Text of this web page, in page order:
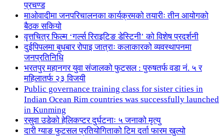
प्रचण्ड
माओवादीमा जनपरिचालनका कार्यक्रमको तयारीः तीन आयोगको
बैठक सकियो
वृत्तचित्र फिल्म ‘गर्ल्स रिराइटिङ डेस्टिनी’ को विशेष प्रदर्शनी
दुईपिपलमा बुधबार रोपाइ जात्राः कलाकारको व्यवस्थापनमा
जनप्रतिनिधि
भरतपुर महानगर युवा संजालको फुटसल : पुरुषतर्फ वडा नं. ५ र
महिलातर्फ २३ विजयी
Public governance training class for sister cities in
Indian Ocean Rim countries was successfully launched
in Kunming
रसुवा उडेको हेलिकप्टर दुर्घटनाः ५ जनाको मृत्यु
दारी ग्याङ फुटसल प्रतियोगिताको टिम दर्ता फारम खुल्यो